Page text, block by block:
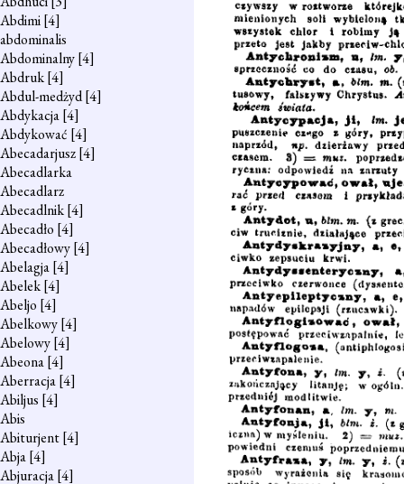
Abdimi[4]
abdominalis
Abdominalny[4]
Abdruk[4]
Abdul-medżyd[4]
Abdykacja[4]
Abdykować [4]
Abecadarjusz[4]
Abecadlarka
Abecadlarz
Abecadlnik[4]
Abecadło [4]
Abecadłowy[4]
Abelagja[4]
Abelek[4]
Abeljo [4]
Abelkowy[4]
Abelowy[4]
Abeona[4]
Aberracja[4]
Abiljus [4]
Abis
Abiturjent[4]
Abja[4]
Abjuracja[4]